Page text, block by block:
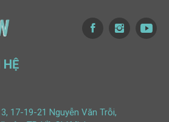
HỆ
17-19-21 Nguyễn Văn Trỗi,